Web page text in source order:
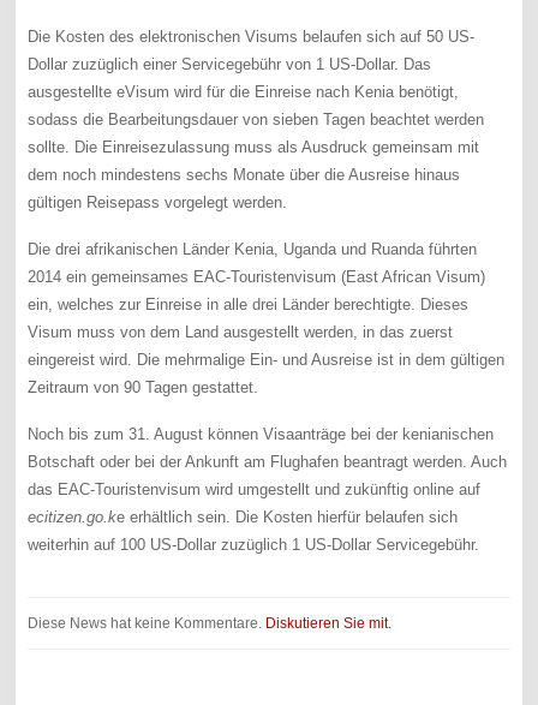
Die Kosten des elektronischen Visums belaufen sich auf 50 US-
Dollar zuzüglich einer Servicegebühr von 1 US-Dollar. Das
ausgestellte eVisum wird für die Einreise nach Kenia benötigt,
sodass die Bearbeitungsdauer von sieben Tagen beachtet werden
sollte. Die Einreisezulassung muss als Ausdruck gemeinsam mit
dem noch mindestens sechs Monate über die Ausreise hinaus
gültigen Reisepass vorgelegt werden.
Die drei afrikanischen Länder Kenia, Uganda und Ruanda führten
2014 ein gemeinsames EAC-Touristenvisum (East African Visum)
ein, welches zur Einreise in alle drei Länder berechtigte. Dieses
Visum muss von dem Land ausgestellt werden, in das zuerst
eingereist wird. Die mehrmalige Ein- und Ausreise ist in dem gültigen
Zeitraum von 90 Tagen gestattet.
Noch bis zum 31. August können Visaanträge bei der kenianischen
Botschaft oder bei der Ankunft am Flughafen beantragt werden. Auch
das EAC-Touristenvisum wird umgestellt und zukünftig online auf
ecitizen.go.ke erhältlich sein. Die Kosten hierfür belaufen sich
weiterhin auf 100 US-Dollar zuzüglich 1 US-Dollar Servicegebühr.
Diese News hat keine Kommentare. Diskutieren Sie mit.